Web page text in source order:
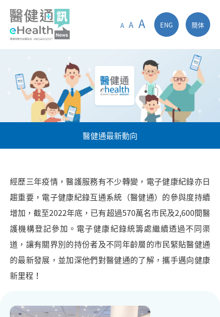
A A A ENG 簡体
醫健通最新動向
經歷三年疫情，醫護服務有不少轉變，電子健康紀錄亦日
趨重要，電子健康紀錄互通系統（醫健通）的參與度持續
增加，截至2022年底，已有超過570萬名市民及2,600間醫
護機構登記參加。電子健康紀錄統籌處繼續透過不同渠
道，讓有關界別的持份者及不同年齡層的市民緊貼醫健通
的最新發展，並加深他們對醫健通的了解，攜手邁向健康
新里程！